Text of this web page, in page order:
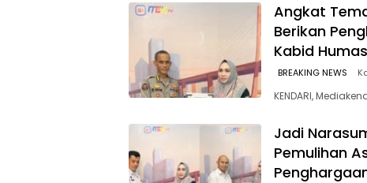
Angkat
Berikan
Kabid Humas
BREAKING NEWS
KENDARI,
Jadi
Pemulihan